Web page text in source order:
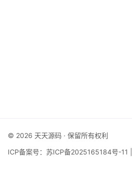
© 2026 天天源码 · 保留所有权利
ICP备案号： 苏ICP备2025165184号-11